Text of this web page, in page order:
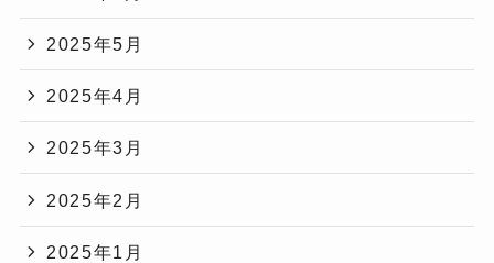
2025年5月
2025年4月
2025年3月
2025年2月
2025年1月